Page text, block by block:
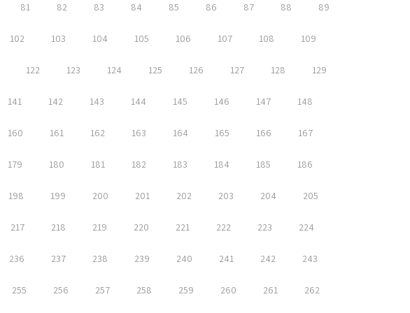
81 82 83 84 85 86 87 88 89
102 103 104 105 106 107 108 109
122 123 124 125 126 127 128 129
141 142 143 144 145 146 147 148
160 161 162 163 164 165 166 167
179 180 181 182 183 184 185 186
198 199 200 201 202 203 204 205
217 218 219 220 221 222 223 224
236 237 238 239 240 241 242 243
255 256 257 258 259 260 261 262